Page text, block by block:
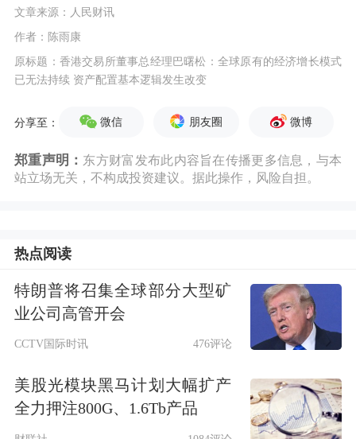
文章来源：人民财讯
作者：陈雨康
原标题：香港交易所董事总经理巴曙松：全球原有的经济增长模式
已无法持续 资产配置基本逻辑发生改变
分享至： 微信 朋友圈 微博
郑重声明： 东方财富发布此内容旨在传播更多信息，与本
站立场无关，不构成投资建议。据此操作，风险自担。
热点阅读
特朗普将召集全球部分大型矿
业公司高管开会
CCTV国际时讯 476评论
美股光模块黑马计划大幅扩产
全力押注800G、1.6Tb产品